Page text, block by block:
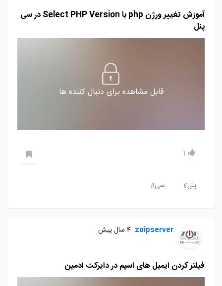
آموزش تغییر ورژن php با Select PHP Version در سی
پنل
قابل مشاهده برای دنبال کننده ها
1
پنل# سی#
zoipserver 4 سال پیش
فیلتر کردن ایمیل های اسپم در دایرکت ادمین